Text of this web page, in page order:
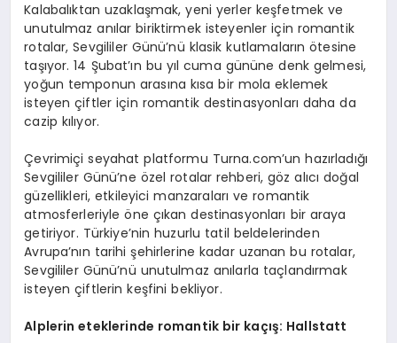
Kalabalıktan uzaklaşmak, yeni yerler keşfetmek ve
unutulmaz anılar biriktirmek isteyenler için romantik
rotalar, Sevgililer Günü’nü klasik kutlamaların ötesine
taşıyor. 14 Şubat’ın bu yıl cuma gününe denk gelmesi,
yoğun temponun arasına kısa bir mola eklemek
isteyen çiftler için romantik destinasyonları daha da
cazip kılıyor.
Çevrimiçi seyahat platformu Turna.com’un hazırladığı
Sevgililer Günü’ne özel rotalar rehberi, göz alıcı doğal
güzellikleri, etkileyici manzaraları ve romantik
atmosferleriyle öne çıkan destinasyonları bir araya
getiriyor. Türkiye’nin huzurlu tatil beldelerinden
Avrupa’nın tarihi şehirlerine kadar uzanan bu rotalar,
Sevgililer Günü’nü unutulmaz anılarla taçlandırmak
isteyen çiftlerin keşfini bekliyor.
Alplerin eteklerinde romantik bir kaçış: Hallstatt